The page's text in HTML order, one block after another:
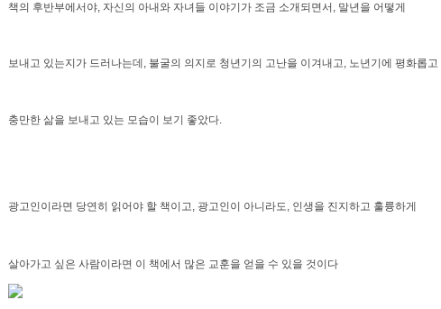
책의 후반부에서야, 자신의 아내와 자녀들 이야기가 조금 소개되면서, 말년을 어떻게
보내고 있는지가 드러나는데, 불굴의 의지로 청년기의 고난을 이겨내고, 노년기에 평화롭고
충만한 삶을 보내고 있는 모습이 보기 좋았다.
광고인이라면 당연히 읽어야 할 책이고, 광고인이 아니라도, 인생을 진지하고 훌륭하게
살아가고 싶은 사람이라면 이 책에서 많은 교훈을 얻을 수 있을 것이다